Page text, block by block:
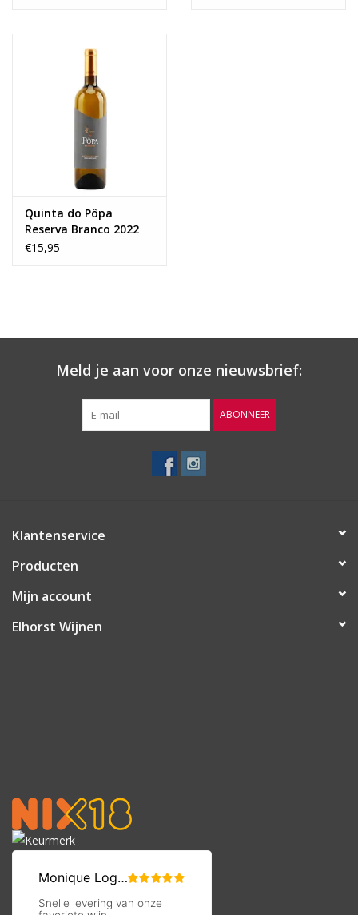
Quinta do Pôpa
Reserva Branco 2022
€15,95
Meld je aan voor onze nieuwsbrief:
ABONNEER
Klantenservice
Producten
Mijn account
Elhorst Wijnen